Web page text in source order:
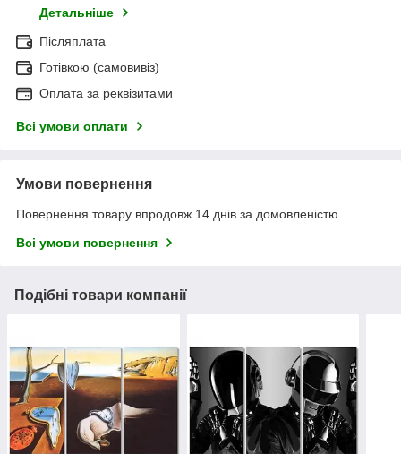
Детальніше
Післяплата
Готівкою (самовивіз)
Оплата за реквізитами
Всі умови оплати
Умови повернення
Повернення товару впродовж 14 днів за домовленістю
Всі умови повернення
Подібні товари компанії